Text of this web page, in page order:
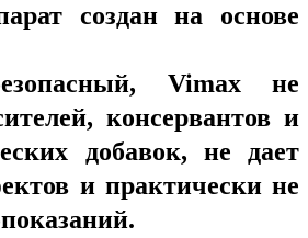
создан на основе
Vimax не
консервантов и
добавок, не дает
и практически не